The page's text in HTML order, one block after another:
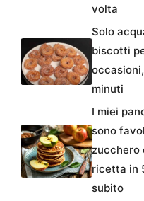
volta
Solo
biscotti
minuti
I miei
sono
zucchero
ricetta in
subito